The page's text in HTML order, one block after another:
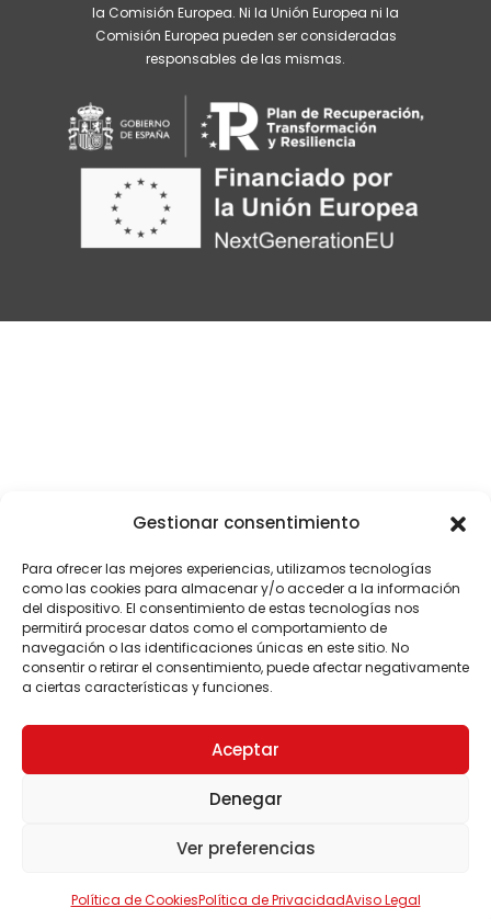
Gestionar consentimiento
Para ofrecer las mejores experiencias, utilizamos tecnologías
como las cookies para almacenar y/o acceder a la información
del dispositivo. El consentimiento de estas tecnologías nos
permitirá procesar datos como el comportamiento de
navegación o las identificaciones únicas en este sitio. No
consentir o retirar el consentimiento, puede afectar negativamente
a ciertas características y funciones.
Aceptar
Denegar
Ver preferencias
Política de CookiesPolítica de PrivacidadAviso Legal
la Comisión Europea. Ni la Unión Europea ni la
Comisión Europea pueden ser consideradas
responsables de las mismas.